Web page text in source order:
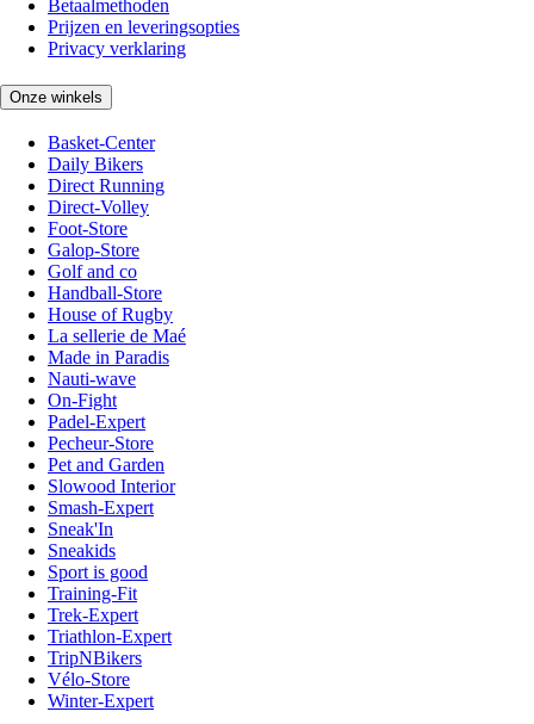
Betaalmethoden
Prijzen en leveringsopties
Privacy verklaring
Onze winkels
Basket-Center
Daily Bikers
Direct Running
Direct-Volley
Foot-Store
Galop-Store
Golf and co
Handball-Store
House of Rugby
La sellerie de Maé
Made in Paradis
Nauti-wave
On-Fight
Padel-Expert
Pecheur-Store
Pet and Garden
Slowood Interior
Smash-Expert
Sneak'In
Sneakids
Sport is good
Training-Fit
Trek-Expert
Triathlon-Expert
TripNBikers
Vélo-Store
Winter-Expert